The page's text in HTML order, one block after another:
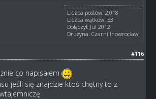
Liczba postów: 2,018
Liczba wątków: 53
Dołączył: Jul 2012
Drużyna: Czarni Inowrocław
#116
co napisałem
jeśli się znajdzie ktoś chętny to z